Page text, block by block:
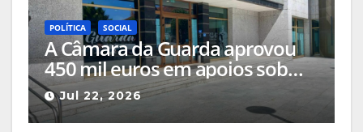
POLÍTICA SOCIAL
A Câmara da Guarda aprovou
450 mil euros em apoios sob
críticas por parte da oposição
Jul 22, 2026